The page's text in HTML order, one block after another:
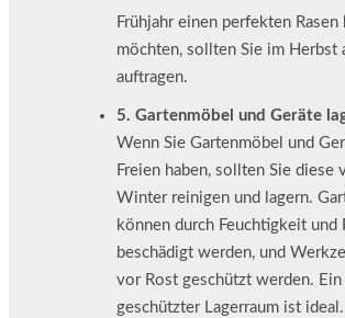
Frühjahr einen perfekten Rasen
möchten, sollten Sie im Herbst
auftragen.
5. Gartenmöbel und Geräte
Wenn Sie Gartenmöbel und
Freien haben, sollten Sie diese
Winter reinigen und lagern.
können durch Feuchtigkeit und
beschädigt werden, und
vor Rost geschützt werden.
geschützter Lagerraum ist ideal.